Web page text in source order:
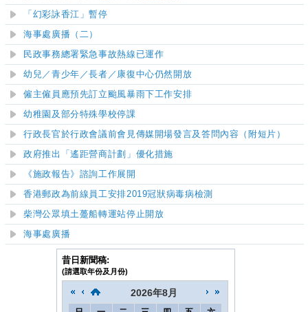
「幻彩詠香江」暫停
海事處廣播（二）
民政事務總署緊急事故熱線已運作
幼兒／青少年／長者／康復中心仍然開放
僱主僱員應預先訂立颱風暴雨下工作安排
幼稚園及部分特殊學校停課
行政長官於行政會議前會見傳媒開場發言及答問內容（附短片）
政府推出「遙距營商計劃」優化措施
《施政報告》諮詢工作展開
香港郵政為前線員工安排2019冠狀病毒病檢測
柴灣公眾填土躉船轉運站停止開放
海事處廣播
昔日新聞稿:
(請選取年份及月份)
2026年8月